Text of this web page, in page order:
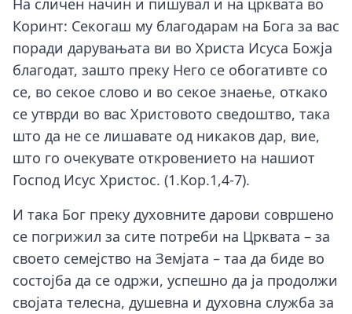
На сличен начин и пишувал и на црквата во
Коринт: Секогаш му благодарам на Бога за вас
поради дарувањата ви во Христа Исуса Божја
благодат, зашто преку Него се обогативте со
се, во секое слово и во секое знаење, откако
се утврди во вас Христовото сведоштво, така
што да не се лишавате од никаков дар, вие,
што го очекувате откровението на нашиот
Господ Исус Христос. (1.Кор.1,4-7).
И така Бог преку духовните дарови совршено
се погрижил за сите потреби на Црквата – за
своето семејство на Земјата – таа да биде во
состојба да се одржи, успешно да ја продолжи
својата телесна, душевна и духовна служба за